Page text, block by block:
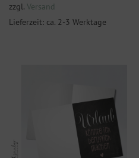
zzgl. Versand
Lieferzeit: ca. 2-3 Werktage